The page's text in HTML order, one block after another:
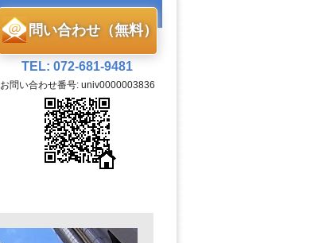
問い合わせ（無料）
TEL: 072-681-9481
お問い合わせ番号: univ0000003836